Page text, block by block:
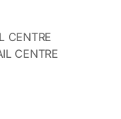
CENTRE
CENTRE